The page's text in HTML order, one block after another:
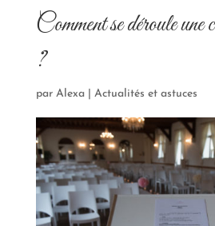
Comment se déroule une
?
par Alexa| Actualités et astuces